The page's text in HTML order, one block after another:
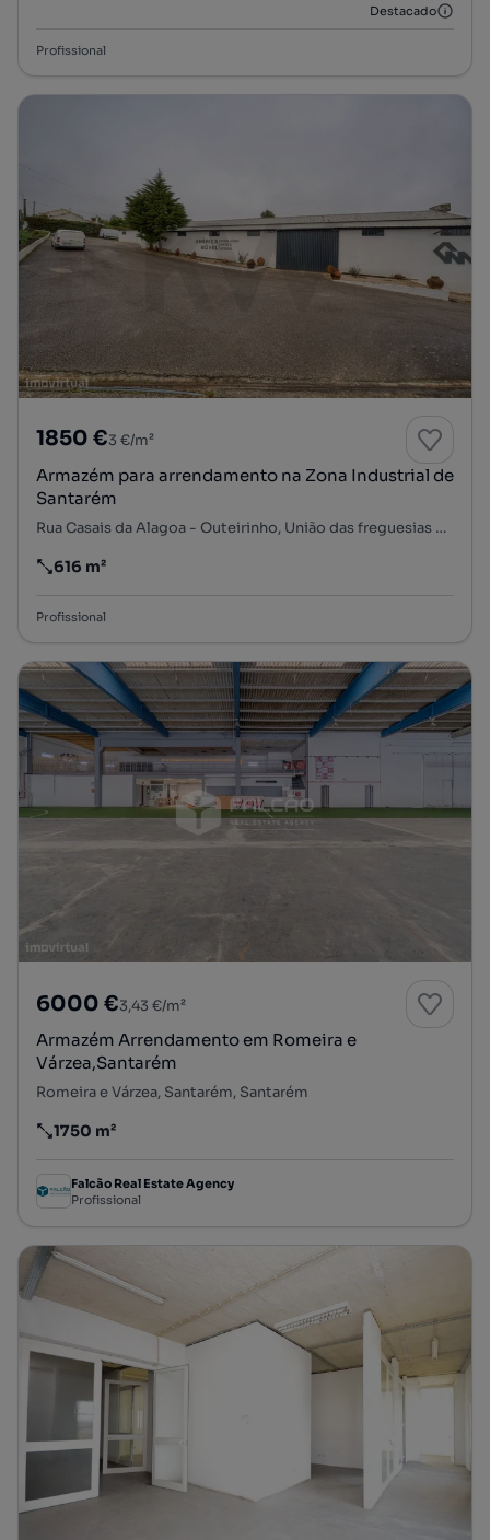
Destacado
Profissional
1850 €3 €/m²
Armazém para arrendamento na Zona Industrial de
Santarém
Rua Casais da Alagoa - Outeirinho, União das freguesias da cidade de Santarém, Santarém, Santarém
Preço por metro quadrado
616 m²
Profissional
6000 €3,43 €/m²
Armazém Arrendamento em Romeira e
Várzea,Santarém
Romeira e Várzea, Santarém, Santarém
Preço por metro quadrado
1750 m²
Falcão Real Estate Agency
Profissional